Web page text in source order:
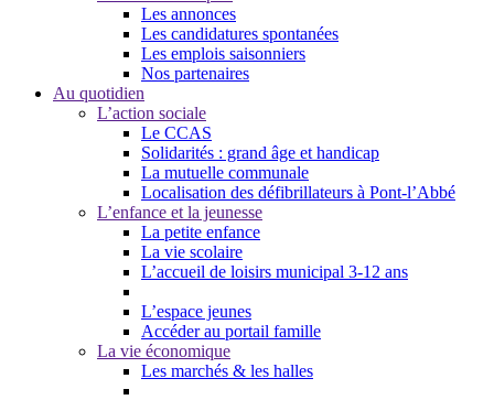
Les annonces
Les candidatures spontanées
Les emplois saisonniers
Nos partenaires
Au quotidien
L’action sociale
Le CCAS
Solidarités : grand âge et handicap
La mutuelle communale
Localisation des défibrillateurs à Pont-l’Abbé
L’enfance et la jeunesse
La petite enfance
La vie scolaire
L’accueil de loisirs municipal 3-12 ans
L’espace jeunes
Accéder au portail famille
La vie économique
Les marchés & les halles